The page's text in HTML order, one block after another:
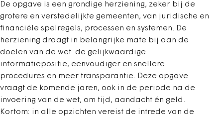
De opgave is een grondige herziening, zeker bij de
grotere en verstedelijkte gemeenten, van juridische en
financiële spelregels, processen en systemen. De
herziening draagt in belangrijke mate bij aan de
doelen van de wet: de gelijkwaardige
informatiepositie, eenvoudiger en snellere
procedures en meer transparantie. Deze opgave
vraagt de komende jaren, ook in de periode na de
invoering van de wet, om tijd, aandacht én geld.
Kortom: in alle opzichten vereist de intrede van de